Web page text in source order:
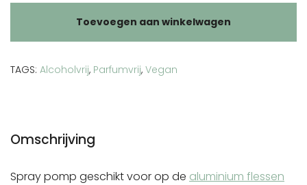
Toevoegen aan winkelwagen
TAGS: Alcoholvrij, Parfumvrij, Vegan
Omschrijving
Spray pomp geschikt voor op de aluminium flessen